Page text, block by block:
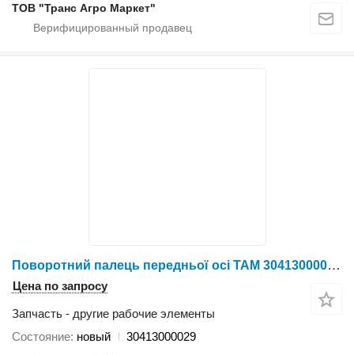
ТОВ "Транс Агро Маркет"
Поворотний палець передньої осі TAM 30413000029 для трактора колесного NLX1404
Цена по запросу
Запчасть - другие рабочие элементы
Состояние новый
30413000029